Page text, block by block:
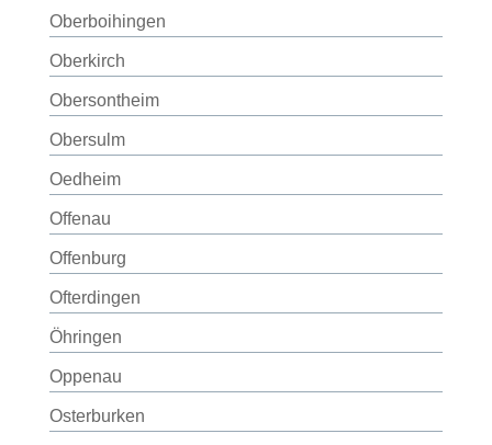
Oberboihingen
Oberkirch
Obersontheim
Obersulm
Oedheim
Offenau
Offenburg
Ofterdingen
Öhringen
Oppenau
Osterburken